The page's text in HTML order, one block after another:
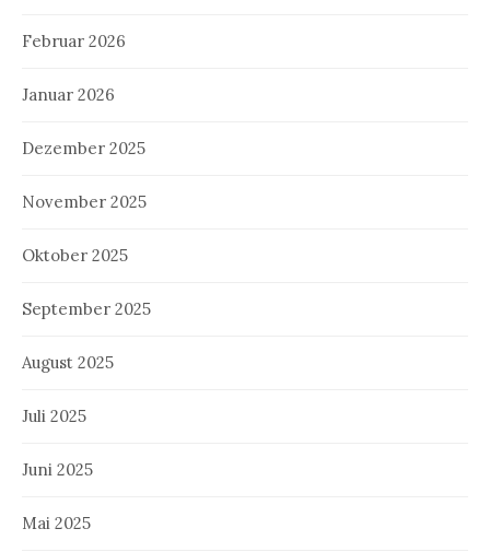
Februar 2026
Januar 2026
Dezember 2025
November 2025
Oktober 2025
September 2025
August 2025
Juli 2025
Juni 2025
Mai 2025